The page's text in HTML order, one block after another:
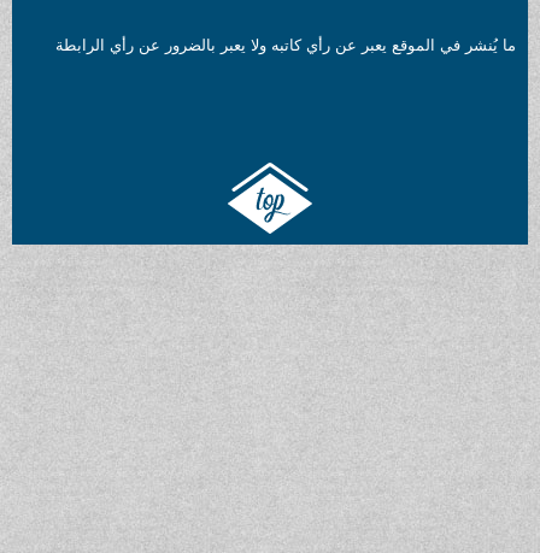
ما يُنشر في الموقع يعبر عن رأي كاتبه ولا يعبر بالضرور عن رأي الرابطة